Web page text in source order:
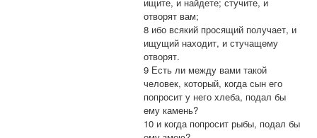
отворят вам;
8 ибо всякий просящий получает, и
ищущий находит, и стучащему
отворят.
9 Есть ли между вами такой
человек, который, когда сын его
попросит у него хлеба, подал бы
ему камень?
10 и когда попросит рыбы, подал бы